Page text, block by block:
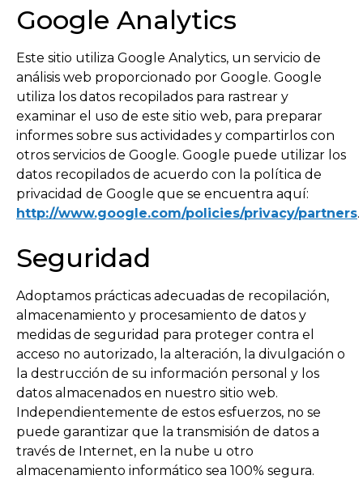
Google Analytics
Este sitio utiliza Google Analytics, un servicio de
análisis web proporcionado por Google. Google
utiliza los datos recopilados para rastrear y
examinar el uso de este sitio web, para preparar
informes sobre sus actividades y compartirlos con
otros servicios de Google. Google puede utilizar los
datos recopilados de acuerdo con la política de
privacidad de Google que se encuentra aquí:
http://www.google.com/policies/privacy/partners.
Seguridad
Adoptamos prácticas adecuadas de recopilación,
almacenamiento y procesamiento de datos y
medidas de seguridad para proteger contra el
acceso no autorizado, la alteración, la divulgación o
la destrucción de su información personal y los
datos almacenados en nuestro sitio web.
Independientemente de estos esfuerzos, no se
puede garantizar que la transmisión de datos a
través de Internet, en la nube u otro
almacenamiento informático sea 100% segura.